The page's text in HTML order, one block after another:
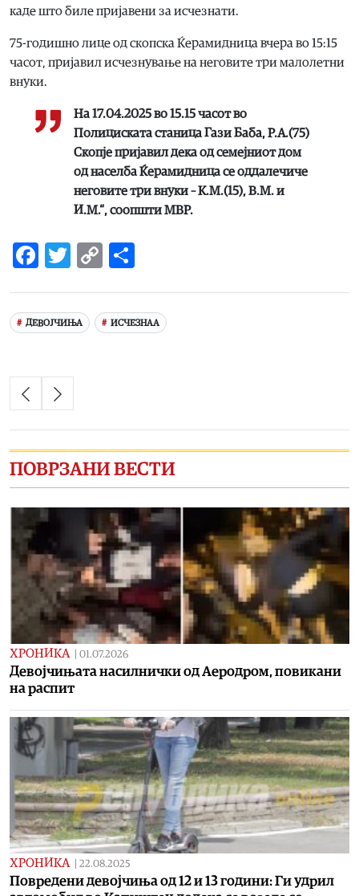
каде што биле пријавени за исчезнати.
75-годишно лице од скопска Ќерамидница вчера во 15:15
часот, пријавил исчезнување на неговите три малолетни
внуки.
На 17.04.2025 во 15.15 часот во
Полициската станица Гази Баба, Р.А.(75)
Скопје пријавил дека од семејниот дом
од населба Ќерамидница се оддалечиче
неговите три внуки – К.М.(15), В.М. и
И.М.“, соопшти МВР.
Facebook
Twitter
Copy
ДЕВОЈЧИЊА ИСЧЕЗНАА
ПОВРЗАНИ ВЕСТИ
ХРОНИКА 01.07.2026
Девојчињата насилнички од Аеродром, повикани
на распит
ХРОНИКА 22.08.2025
Повредени девојчиња од 12 и 13 години: Ги удрил